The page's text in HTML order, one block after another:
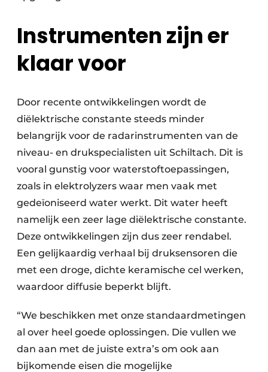
Instrumenten zijn er
klaar voor
Door recente ontwikkelingen wordt de
diëlektrische constante steeds minder
belangrijk voor de radarinstrumenten van de
niveau- en drukspecialisten uit Schiltach. Dit is
vooral gunstig voor waterstoftoepassingen,
zoals in elektrolyzers waar men vaak met
gedeïoniseerd water werkt. Dit water heeft
namelijk een zeer lage diëlektrische constante.
Deze ontwikkelingen zijn dus zeer rendabel.
Een gelijkaardig verhaal bij druksensoren die
met een droge, dichte keramische cel werken,
waardoor diffusie beperkt blijft.
“We beschikken met onze standaardmetingen
al over heel goede oplossingen. Die vullen we
dan aan met de juiste extra’s om ook aan
bijkomende eisen die mogelijke